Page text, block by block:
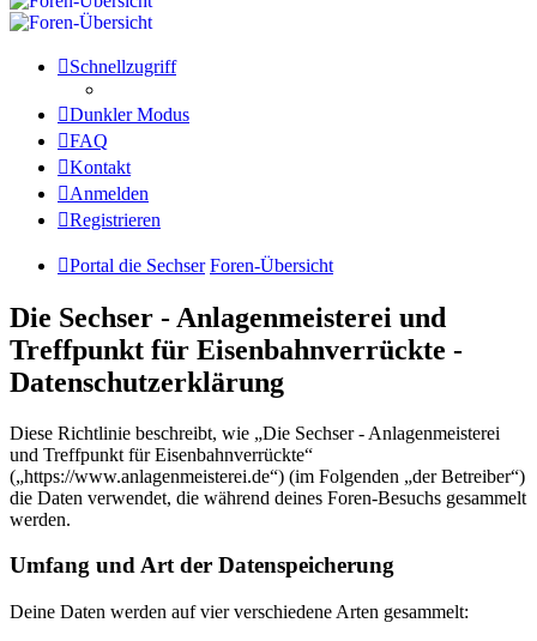
Schnellzugriff
Dunkler Modus
FAQ
Kontakt
Anmelden
Registrieren
Portal die Sechser Foren-Übersicht
Die Sechser - Anlagenmeisterei und
Treffpunkt für Eisenbahnverrückte -
Datenschutzerklärung
Diese Richtlinie beschreibt, wie „Die Sechser - Anlagenmeisterei
und Treffpunkt für Eisenbahnverrückte“
(„https://www.anlagenmeisterei.de“) (im Folgenden „der Betreiber“)
die Daten verwendet, die während deines Foren-Besuchs gesammelt
werden.
Umfang und Art der Datenspeicherung
Deine Daten werden auf vier verschiedene Arten gesammelt: